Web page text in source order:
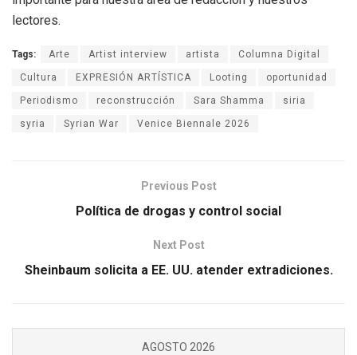
lectores.
Tags: Arte Artist interview artista Columna Digital
Cultura EXPRESIÓN ARTÍSTICA Looting oportunidad
Periodismo reconstrucción Sara Shamma siria
syria Syrian War Venice Biennale 2026
Previous Post
Política de drogas y control social
Next Post
Sheinbaum solicita a EE. UU. atender extradiciones.
AGOSTO 2026